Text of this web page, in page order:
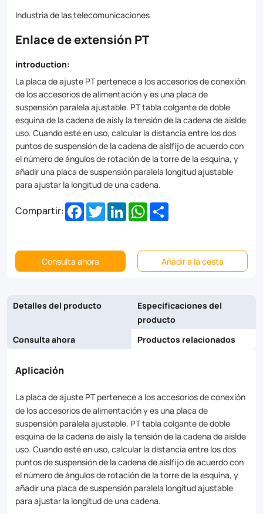
and
tensile
insulator
string
use.
When
use,
calculate
the
distance
the
suspension
of
the
fixed
insulator
string
according
to
the
number
Industria de las telecomunicaciones
Enlace de extensión PT
introduction:
La placa de ajuste PT pertenece a los accesorios de conexión
de los accesorios de alimentación y es una placa de
suspensión paralela ajustable. PT tabla colgante de doble
esquina de la cadena de aisly la tensión de la cadena de aislde
uso. Cuando esté en uso, calcular la distancia entre los dos
puntos de suspensión de la cadena de aislfijo de acuerdo con
el número de ángulos de rotación de la torre de la esquina, y
añadir una placa de suspensión paralela longitud ajustable
para ajustar la longitud de una cadena.
Compartir: Facebook
TwitterLinkedInWhatsApp
Consulta ahora Añadir a la cesta
Detalles del producto
Especificaciones del
producto
Consulta ahora
Productos relacionados
Aplicación
La placa de ajuste PT pertenece a los accesorios de conexión
de los accesorios de alimentación y es una placa de
suspensión paralela ajustable. PT tabla colgante de doble
esquina de la cadena de aisly la tensión de la cadena de aislde
uso. Cuando esté en uso, calcular la distancia entre los dos
puntos de suspensión de la cadena de aislfijo de acuerdo con
el número de ángulos de rotación de la torre de la esquina, y
añadir una placa de suspensión paralela longitud ajustable
para ajustar la longitud de una cadena.